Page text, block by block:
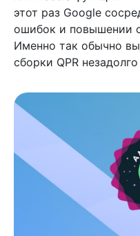
этот раз Google
ошибок и повышении
Именно так обычно
сборки QPR